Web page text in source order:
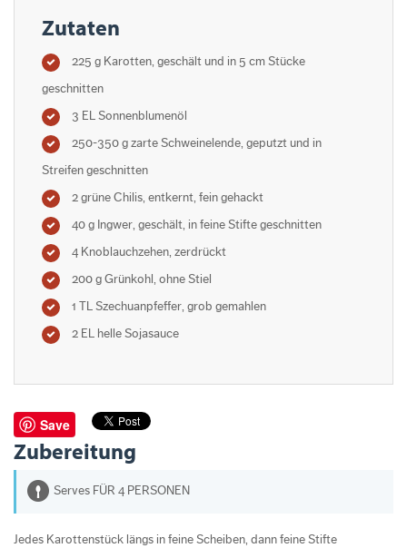
Zutaten
225 g Karotten, geschält und in 5 cm Stücke
geschnitten
3 EL Sonnenblumenöl
250-350 g zarte Schweinelende, geputzt und in
Streifen geschnitten
2 grüne Chilis, entkernt, fein gehackt
40 g Ingwer, geschält, in feine Stifte geschnitten
4 Knoblauchzehen, zerdrückt
200 g Grünkohl, ohne Stiel
1 TL Szechuanpfeffer, grob gemahlen
2 EL helle Sojasauce
Save
Zubereitung
Serves FÜR 4 PERSONEN
Jedes Karottenstück längs in feine Scheiben, dann feine Stifte